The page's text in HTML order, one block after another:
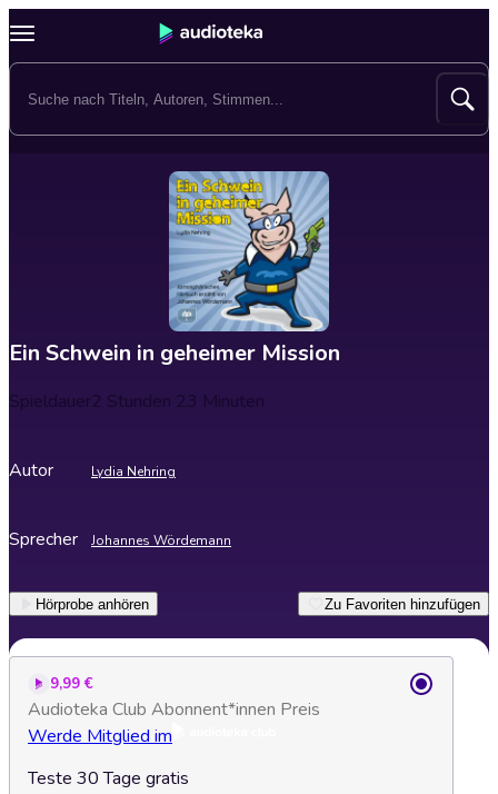
Ein Schwein in geheimer Mission
Spieldauer2 Stunden 23 Minuten
Autor Lydia Nehring
Sprecher Johannes Wördemann
Hörprobe anhören Zu Favoriten hinzufügen
9,99 €
Audioteka Club Abonnent*innen Preis
Werde Mitglied im
Teste 30 Tage gratis